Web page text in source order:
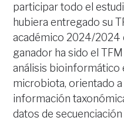
participar todo el
hubiera entregado su
académico 2024/2024
ganador ha sido el
análisis bioinformático
microbiota, orientado
información
datos de secuenciación